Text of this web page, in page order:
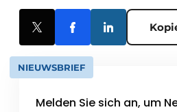
NIEUWSBRIEF
Melden Sie sich an, um